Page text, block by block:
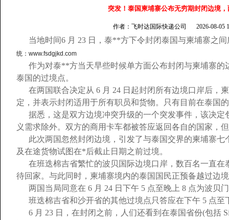
突发！泰国柬埔寨公布无穷期封闭边境
作者：飞时达国际快递公司 2026-08-05
当地时间6 月 23 日，泰**方下令封闭泰国与柬埔寨之
统：www.fsdgjkd.com
作为对泰**方当天早些时候单方面公布封闭与柬埔寨
泰国的过境点。
在两国联合决定从 6 月 24 日起封闭所有边境口岸后，
定，并表示封闭适用于所有职员和货物。只有目前在泰国
据悉，这是双方边境冲突升级的一个突发事件，该决
义需求除外。双方的商用卡车都被答应返回各自的国家，
此次两国忽然封闭边境，引发了与泰国交界的柬埔寨
及在途货物试图在*后截止日期之前过境。
在班迭棉吉省繁忙的波贝国际边境口岸，数百名一直在
待回家。与此同时，柬埔寨境内的泰国国民正预备越过边
两国当局同意在 6 月 24 日下午 5 点至晚上 8 点为波贝
班迭棉吉省和沙开省的其他过境点只答应在下午 5 点至
6 月 23 日，在封闭之前，人们还看到在泰国省份(包括